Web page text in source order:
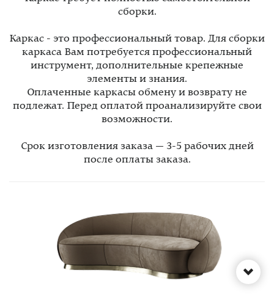
сборки.
Каркас - это профессиональный товар. Для сборки
каркаса Вам потребуется профессиональный
инструмент, дополнительные крепежные
элементы и знания.
Оплаченные каркасы обмену и возврату не
подлежат. Перед оплатой проанализируйте свои
возможности.
Срок изготовления заказа — 3-5 рабочих дней
после оплаты заказа.